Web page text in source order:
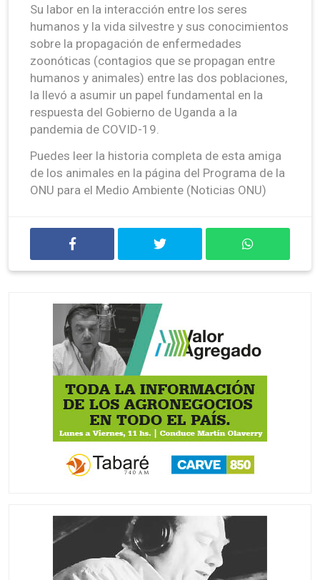
Su labor en la interacción entre los seres
humanos y la vida silvestre y sus conocimientos
sobre la propagación de enfermedades
zoonóticas (contagios que se propagan entre
humanos y animales) entre las dos poblaciones,
la llevó a asumir un papel fundamental en la
respuesta del Gobierno de Uganda a la
pandemia de COVID-19.
Puedes leer la historia completa de esta amiga
de los animales en la página del Programa de la
ONU para el Medio Ambiente (Noticias ONU)